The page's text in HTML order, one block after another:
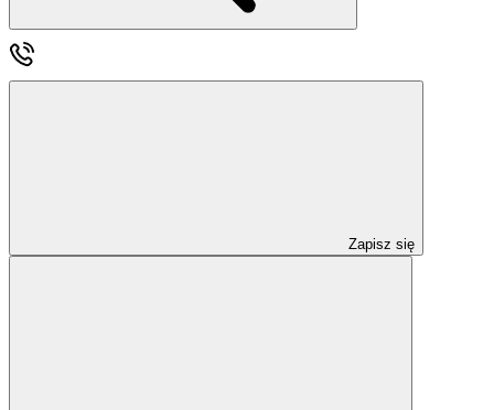
Zapisz się